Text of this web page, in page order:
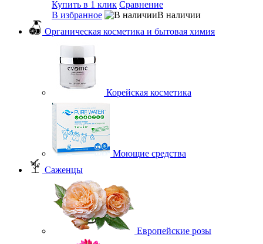
Купить в 1 клик Сравнение
В избранное
В наличии
Органическая косметика и бытовая химия
Корейская косметика
Моющие средства
Саженцы
Европейские розы